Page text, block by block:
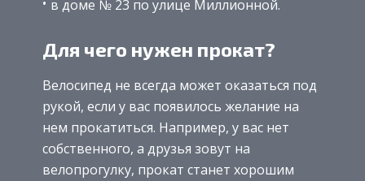
в доме № 23 по улице Миллионной.
Для чего нужен прокат?
Велосипед не всегда может оказаться под
рукой, если у вас появилось желание на
нем прокатиться. Например, у вас нет
собственного, а друзья зовут на
велопрогулку, прокат станет хорошим